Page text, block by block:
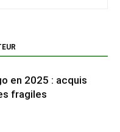
en 2025 : acquis
fragiles